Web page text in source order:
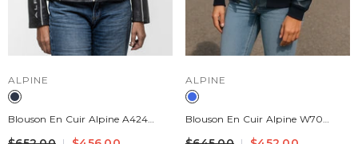
DISTRIBUTEUR :
ALPINE
Blouson En Cuir Alpine A424
Women Bleu Marine Femme
DISTRIBUTEUR :
ALPINE
Blouson En Cuir Alpine W70
Collector 70 Ans Bleu Royal